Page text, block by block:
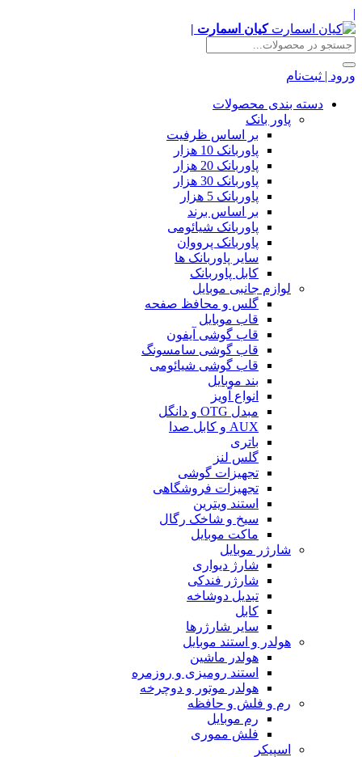
|
کیان اسمارت |
ورود | ثبت‌نام
دسته بندی محصولات
پاور بانک
بر اساس ظرفیت
پاوربانک 10 هزار
پاوربانک 20 هزار
پاوربانک 30 هزار
پاوربانک 5 هزار
بر اساس برند
پاوربانک شیائومی
پاوربانک پرووان
سایر پاوربانک ها
کابل پاوربانک
لوازم جانبی موبایل
گلس و محافظ صفحه
قاب موبایل
قاب گوشی آیفون
قاب گوشی سامسونگ
قاب گوشی شیائومی
بند موبایل
انواع آویز
مبدل OTG و دانگل
AUX و کابل صدا
باتری
گلس لنز
تجهیزات گوشی
تجهیزات فروشگاهی
استند ویترین
سیخ و شاخک رگال
ماکت موبایل
شارژر موبایل
شارژ دیواری
شارژر فندکی
تبدیل دوشاخه
کابل
سایر شارژرها
هولدر و استند موبایل
هولدر ماشین
استند رومیزی و روزمره
هولدر موتور و دوچرخه
رم و فلش و حافظه
رم موبایل
فلش مموری
اسپیکر